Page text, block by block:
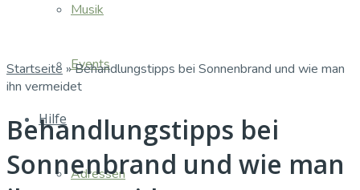
Musik
Events
Hilfe
Adressen
Startseite »Behandlungstipps bei Sonnenbrand und wie man
ihn vermeidet
Behandlungstipps bei
Sonnenbrand und wie man